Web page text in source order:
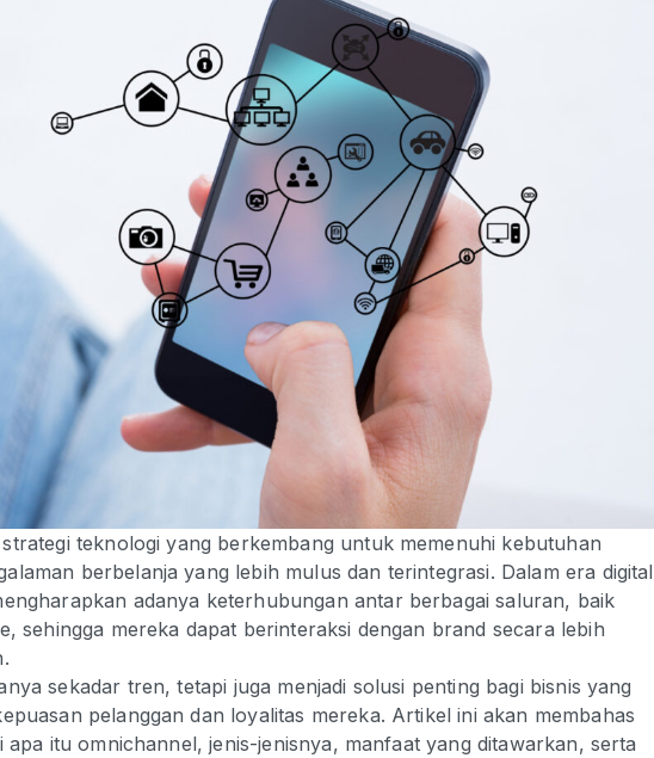
teknologi yang berkembang untuk memenuhi kebutuhan
berbelanja yang lebih mulus dan terintegrasi. Dalam era digital
adanya keterhubungan antar berbagai saluran, baik
sehingga mereka dapat berinteraksi dengan brand secara lebih
sekadar tren, tetapi juga menjadi solusi penting bagi bisnis yang
pelanggan dan loyalitas mereka. Artikel ini akan membahas
apa itu omnichannel, jenis-jenisnya, manfaat yang ditawarkan, serta